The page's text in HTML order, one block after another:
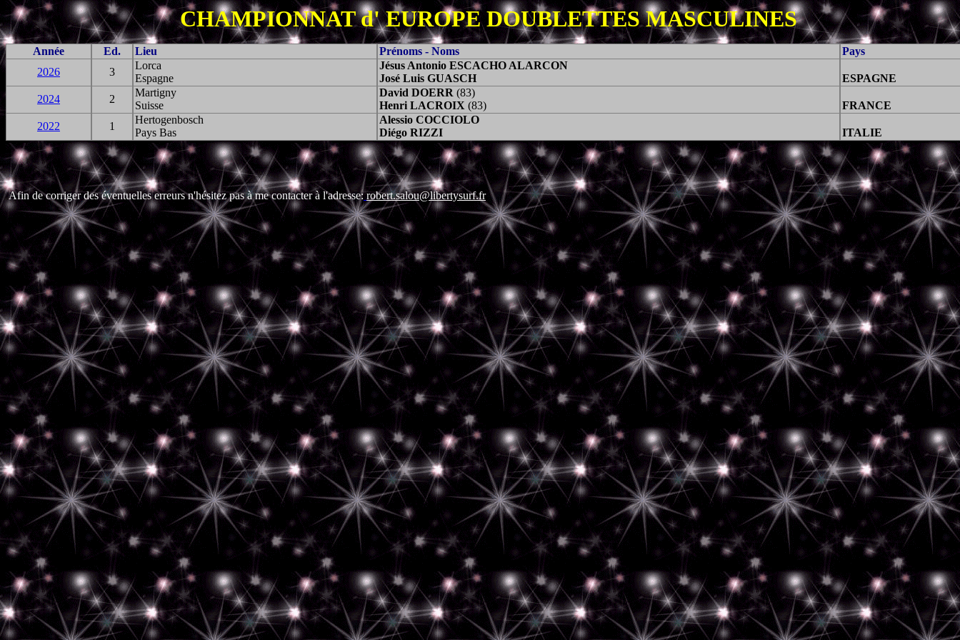
CHAMPIONNAT d' EUROPE DOUBLETTES MASCULINES
Année Ed. Lieu Prénoms - Noms
Pays
2026
3
Lorca
Espagne
Jésus Antonio ESCACHO ALARCON
José Luis GUASCH
ESPAGNE
2024
2
Martigny
Suisse
David DOERR (83)
Henri LACROIX (83)
FRANCE
2022
1
Hertogenbosch
Pays Bas
Alessio COCCIOLO
Diégo RIZZI
ITALIE
Afin de corriger des éventuelles erreurs n'hésitez pas à me contacter à l'adresse: robert.salou@libertysurf.fr